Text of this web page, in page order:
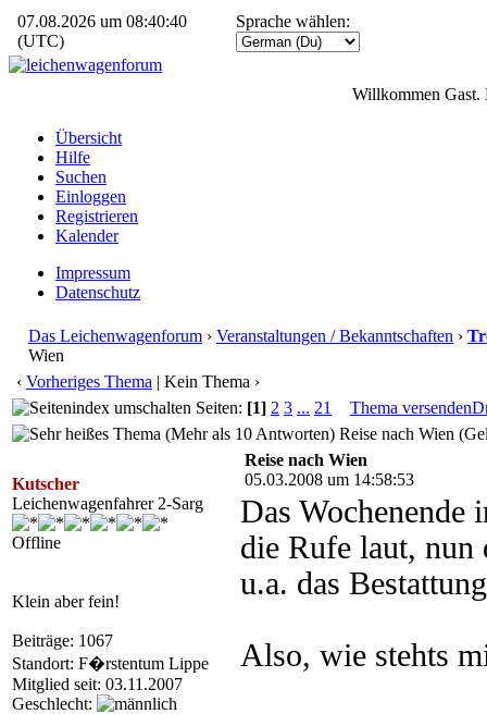
07.08.2026 um 08:40:40
(UTC)
Sprache wählen:
Willkommen
Übersicht
Hilfe
Suchen
Einloggen
Registrieren
Kalender
Impressum
Datenschutz
Das Leichenwagenforum › Veranstaltungen / Bekanntschaften ›
Wien
‹ Vorheriges Thema | Kein Thema ›
Seiten: [1] 2 3 ... 21 Thema versenden
Reise nach Wien
Kutscher
Leichenwagenfahrer 2-Sarg
Offline
Klein aber fein!
Beiträge: 1067
Standort: F�rstentum Lippe
Mitglied seit: 03.11.2007
Geschlecht:
Reise nach Wien
05.03.2008 um 14:58:53
Das Wochenende
die Rufe laut, nun
u.a. das
Also, wie stehts